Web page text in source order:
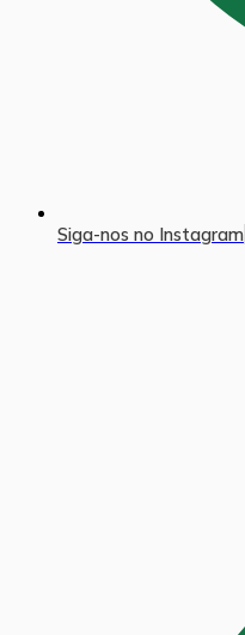
Siga-nos no Instagram